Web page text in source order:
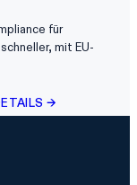
für
mit EU-
→